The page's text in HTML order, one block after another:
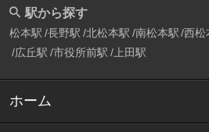
駅から探す
松本駅 長野駅 北松本駅 南松本駅 西松
広丘駅 市役所前駅 上田駅
ホーム